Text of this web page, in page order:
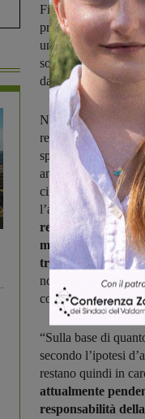
Figline dove
presunto complice
un 37enne, subito
sotto un altro nome,
dal nostro Paese.
Nell’appartamento
refurtiva, in gran
specifico orologi e
anche un paio di
circostanze: uno
l’altro trafugato
refurtiva era
momento sono
tre gli inquilini.
noleggio, a bordo
colpo da 200.000
“Sulla base di
secondo l’ipotesi
restano quindi in
attualmente
responsabilità